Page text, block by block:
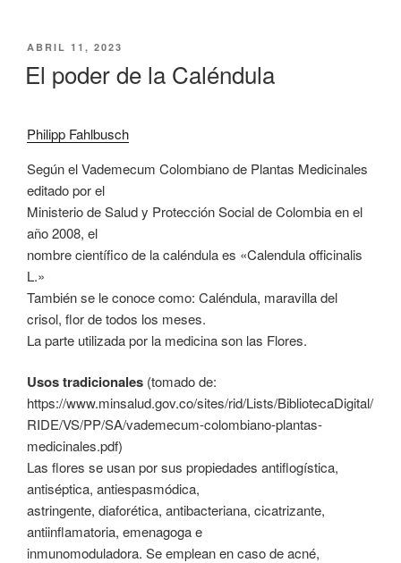
PUBLICADO
ABRIL 11, 2023
El poder de la Caléndula
Philipp Fahlbusch
Según el Vademecum Colombiano de Plantas Medicinales
editado por el
Ministerio de Salud y Protección Social de Colombia en el
año 2008, el
nombre científico de la caléndula es «Calendula officinalis
L.»
También se le conoce como: Caléndula, maravilla del
crisol, flor de todos los meses.
La parte utilizada por la medicina son las Flores.
Usos tradicionales (tomado de:
https://www.minsalud.gov.co/sites/rid/Lists/BibliotecaDigital/
RIDE/VS/PP/SA/vademecum-colombiano-plantas-
medicinales.pdf)
Las flores se usan por sus propiedades antiflogística,
antiséptica, antiespasmódica,
astringente, diaforética, antibacteriana, cicatrizante,
antiinflamatoria, emenagoga e
inmunomoduladora. Se emplean en caso de acné,